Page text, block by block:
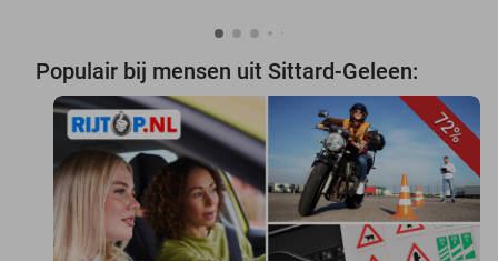
Populair bij mensen uit Sittard-Geleen:
72%